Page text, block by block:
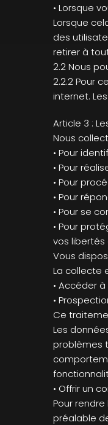
• Lorsque
Lorsque
des
retirer à
2.2 Nous
2.2.2 Pour
internet.
Article 3 :
Nous
• Pour
• Pour
• Pour
• Pour
• Pour se
• Pour
vos
Vous
La collecte
• Accéder
•
Ce
Les
problèmes
• Offrir un
Pour
préalable